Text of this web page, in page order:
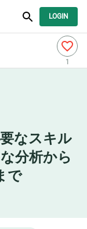
LOGIN
1
なスキル
分析から
で